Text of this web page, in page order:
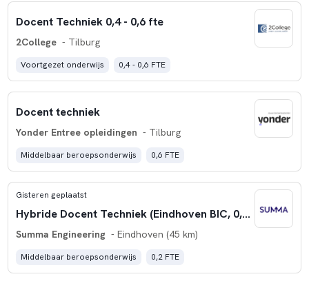
Docent Techniek 0,4 - 0,6 fte
2College - Tilburg
Voortgezet onderwijs 0,4 - 0,6 FTE
Docent techniek
Yonder Entree opleidingen - Tilburg
Middelbaar beroepsonderwijs 0,6 FTE
Gisteren geplaatst
Hybride Docent Techniek (Eindhoven BIC, 0,20 fte)
Summa Engineering - Eindhoven (45 km)
Middelbaar beroepsonderwijs 0,2 FTE